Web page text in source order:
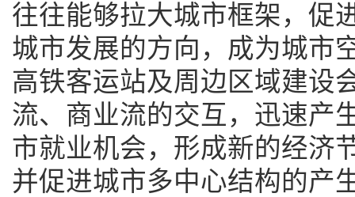
往往能够拉大城市框架，促
城市发展的方向，成为城市
高铁客运站及周边区域建设
流、商业流的交互，迅速产
市就业机会，形成新的经济
并促进城市多中心结构的产